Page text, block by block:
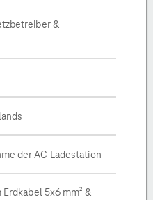
&
der AC Ladestation
5x6 mm² &